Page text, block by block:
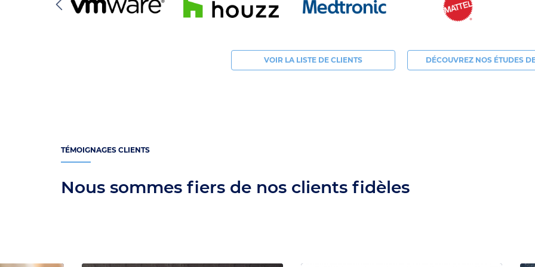
VOIR LA LISTE DE CLIENTS DÉCOUVREZ NOS ÉTUDES
TÉMOIGNAGES CLIENTS
Nous sommes fiers de nos clients fidèles